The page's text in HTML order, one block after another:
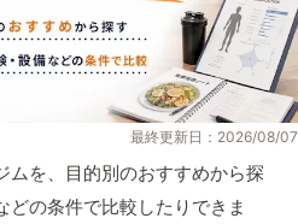
最終更新日：2026/08/07
ムを、目的別のおすすめから探
どの条件で比較したりできま